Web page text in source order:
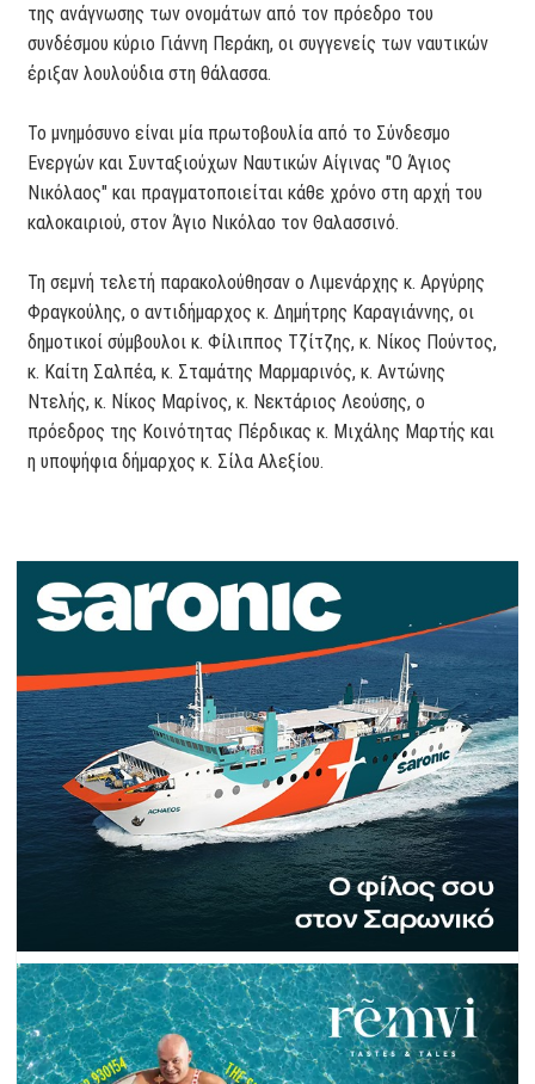
της ανάγνωσης των ονομάτων από τον πρόεδρο του
συνδέσμου κύριο Γιάννη Περάκη, οι συγγενείς των ναυτικών
έριξαν λουλούδια στη θάλασσα.
Το μνημόσυνο είναι μία πρωτοβουλία από το Σύνδεσμο
Ενεργών και Συνταξιούχων Ναυτικών Αίγινας "Ο Άγιος
Νικόλαος" και πραγματοποιείται κάθε χρόνο στη αρχή του
καλοκαιριού, στον Άγιο Νικόλαο τον Θαλασσινό.
Τη σεμνή τελετή παρακολούθησαν ο Λιμενάρχης κ. Αργύρης
Φραγκούλης, ο αντιδήμαρχος κ. Δημήτρης Καραγιάννης, οι
δημοτικοί σύμβουλοι κ. Φίλιππος Τζίτζης, κ. Νίκος Πούντος,
κ. Καίτη Σαλπέα, κ. Σταμάτης Μαρμαρινός, κ. Αντώνης
Ντελής, κ. Νίκος Μαρίνος, κ. Νεκτάριος Λεούσης, ο
πρόεδρος της Κοινότητας Πέρδικας κ. Μιχάλης Μαρτής και
η υποψήφια δήμαρχος κ. Σίλα Αλεξίου.